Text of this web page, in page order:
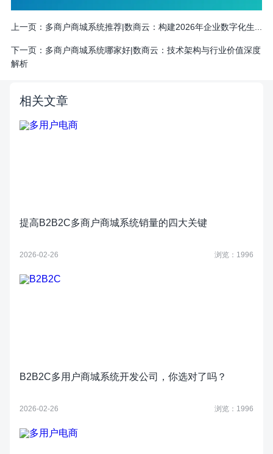
上一页： 多商户商城系统推荐|数商云：构建2026年企业数字化生...
下一页： 多商户商城系统哪家好|数商云：技术架构与行业价值深度
解析
相关文章
提高B2B2C多商户商城系统销量的四大关键
2026-02-26 浏览：1996
B2B2C多用户商城系统开发公司，你选对了吗？
2026-02-26 浏览：1996